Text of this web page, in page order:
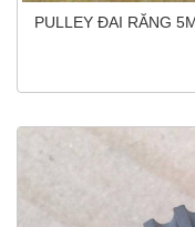
PULLEY ĐAI RĂNG